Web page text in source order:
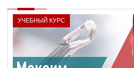
УЧЕБНЫЙ КУРС